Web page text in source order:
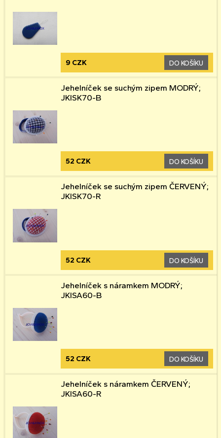
9 CZK DO KOŠÍKU
Jehelníček se suchým zipem MODRÝ;
JKISK70-B
52 CZK DO KOŠÍKU
Jehelníček se suchým zipem ČERVENÝ;
JKISK70-R
52 CZK DO KOŠÍKU
Jehelníček s náramkem MODRÝ;
JKISA60-B
52 CZK DO KOŠÍKU
Jehelníček s náramkem ČERVENÝ;
JKISA60-R